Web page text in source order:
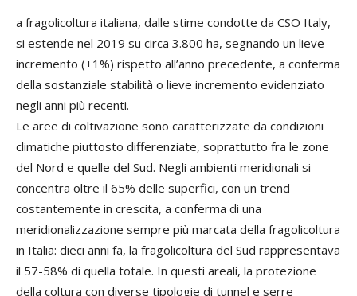
a fragolicoltura italiana, dalle stime condotte da CSO Italy,
si estende nel 2019 su circa 3.800 ha, segnando un lieve
incremento (+1%) rispetto all’anno precedente, a conferma
della sostanziale stabilità o lieve incremento evidenziato
negli anni più recenti.
Le aree di coltivazione sono caratterizzate da condizioni
climatiche piuttosto differenziate, soprattutto fra le zone
del Nord e quelle del Sud. Negli ambienti meridionali si
concentra oltre il 65% delle superfici, con un trend
costantemente in crescita, a conferma di una
meridionalizzazione sempre più marcata della fragolicoltura
in Italia: dieci anni fa, la fragolicoltura del Sud rappresentava
il 57-58% di quella totale. In questi areali, la protezione
della coltura con diverse tipologie di tunnel e serre